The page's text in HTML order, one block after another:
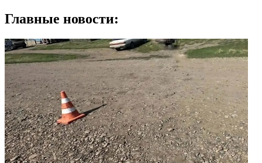
Главные новости: